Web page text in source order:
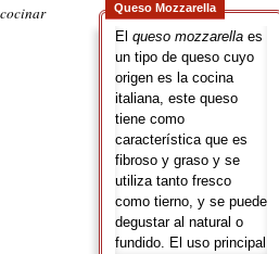
Queso Mozzarella
El queso mozzarella es
un tipo de queso cuyo
origen es la cocina
italiana, este queso
tiene como
característica que es
fibroso y graso y se
utiliza tanto fresco
como tierno, y se puede
degustar al natural o
fundido. El uso principal